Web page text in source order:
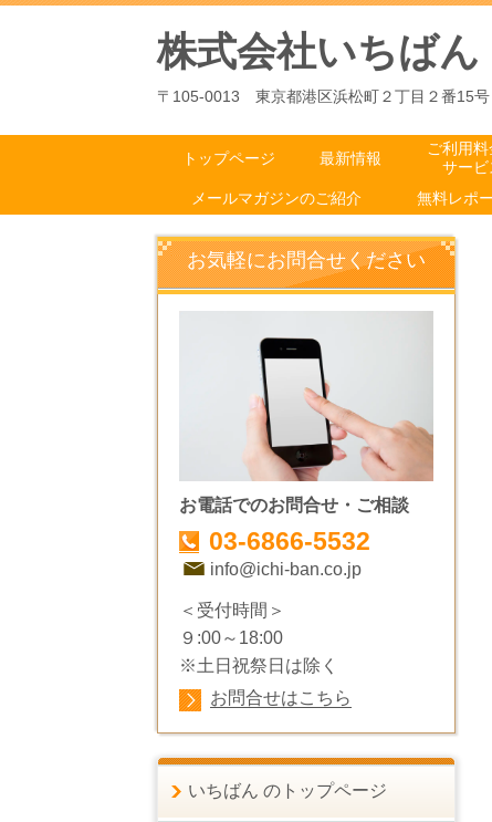
株式会社いちばん
〒105-0013 東京都港区浜松町２丁目２番15号
トップページ 最新情報
ご利用料
サービ
メールマガジンのご紹介 無料レポ
お気軽にお問合せください
お電話でのお問合せ・ご相談
03-6866-5532
info@ichi-ban.co.jp
＜受付時間＞
９:00～18:00
※土日祝祭日は除く
お問合せはこちら
いちばん のトップページ